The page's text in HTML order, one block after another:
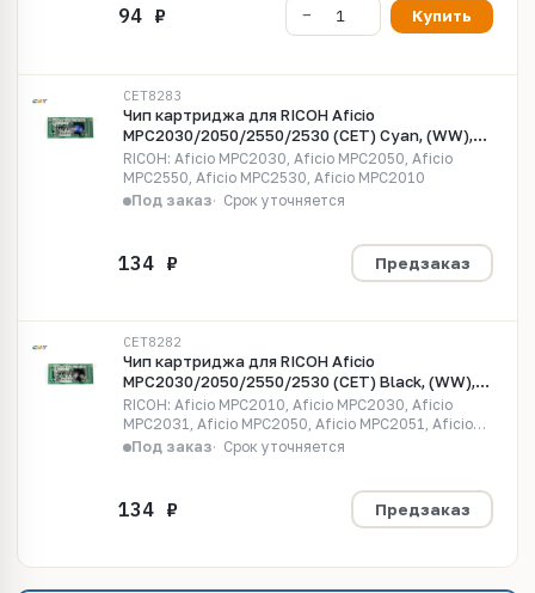
Купить
CET8283
Чип картриджа для RICOH Aficio
MPC2030/2050/2550/2530 (CET) Cyan, (WW),
5500 стр., CET8283
RICOH: Aficio MPC2030, Aficio MPC2050, Aficio
MPC2550, Aficio MPC2530, Aficio MPC2010
Под заказ
Срок уточняется
Предзаказ
CET8282
Чип картриджа для RICOH Aficio
MPC2030/2050/2550/2530 (CET) Black, (WW),
10000 стр., CET8282
RICOH: Aficio MPC2010, Aficio MPC2030, Aficio
MPC2031, Aficio MPC2050, Aficio MPC2051, Aficio
MPC2531, Aficio MPC2551
Под заказ Срок уточняется
Предзаказ